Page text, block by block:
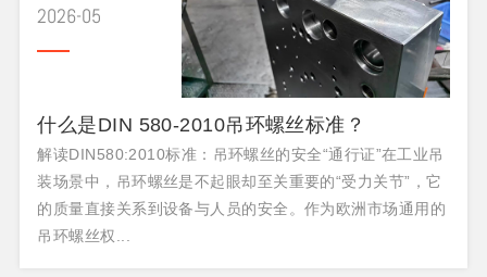
2026-05
什么是DIN 580-2010吊环螺丝标准？
解读DIN580:2010标准：吊环螺丝的安全“通行证”在工业吊
装场景中，吊环螺丝是不起眼却至关重要的“受力关节”，它
的质量直接关系到设备与人员的安全。作为欧洲市场通用的
吊环螺丝权...